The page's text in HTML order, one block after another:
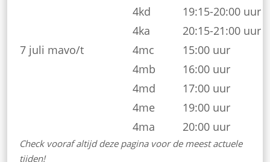
4kd
19:15-20:00 uur
4ka
20:15-21:00 uur
7 juli mavo/t
4mc
15:00 uur
4mb
16:00 uur
4md
17:00 uur
4me
19:00 uur
4ma
20:00 uur
Check vooraf altijd deze pagina voor de meest actuele
tijden!